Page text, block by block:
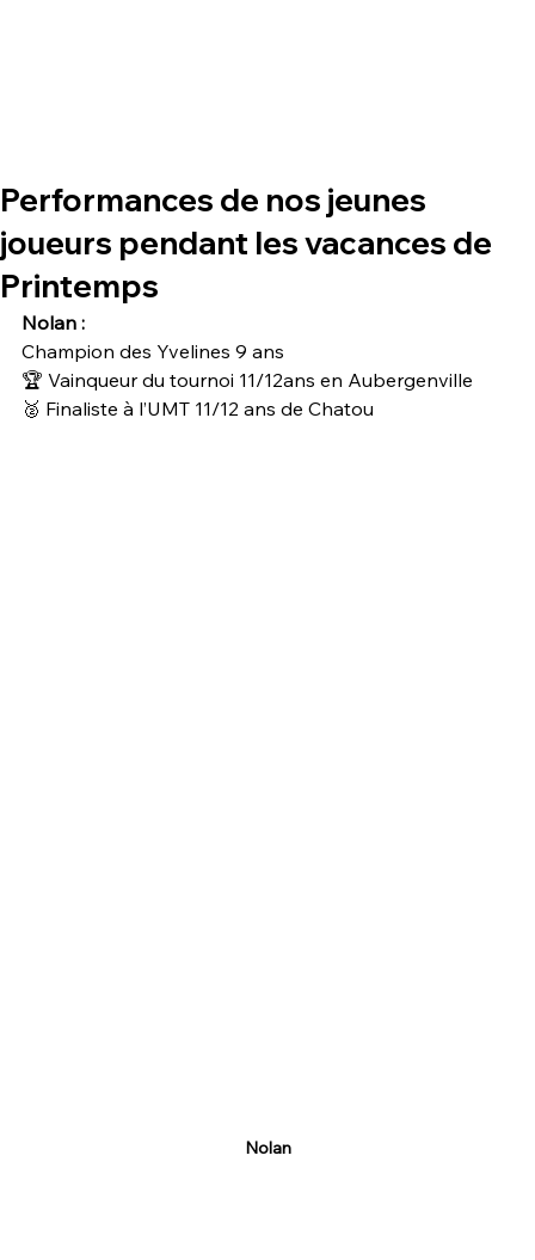
Performances de nos jeunes
joueurs pendant les vacances de
Printemps
Champion des Yvelines 9 ans
🏆 Vainqueur du tournoi 11/12ans en Aubergenville
🥈 Finaliste à l’UMT 11/12 ans de Chatou
Nolan